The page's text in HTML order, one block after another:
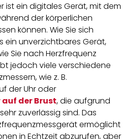
ist ein digitales Gerät, mit dem
der körperlichen
können. Wie Sie sich
ein unverzichtbares Gerät,
Sie nach Herzfrequenz
jedoch viele verschiedene
wie z. B.
der Uhr oder
der Brust, die aufgrund
zuverlässig sind. Das
ermöglicht
in Echtzeit abzurufen, aber